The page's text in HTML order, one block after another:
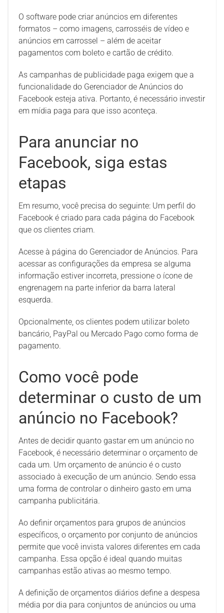
O software pode criar anúncios em diferentes
formatos – como imagens, carrosséis de vídeo e
anúncios em carrossel – além de aceitar
pagamentos com boleto e cartão de crédito.
As campanhas de publicidade paga exigem que a
funcionalidade do Gerenciador de Anúncios do
Facebook esteja ativa. Portanto, é necessário investir
em mídia paga para que isso aconteça.
Para anunciar no
Facebook, siga estas
etapas
Em resumo, você precisa do seguinte: Um perfil do
Facebook é criado para cada página do Facebook
que os clientes criam.
Acesse à página do Gerenciador de Anúncios. Para
acessar as configurações da empresa se alguma
informação estiver incorreta, pressione o ícone de
engrenagem na parte inferior da barra lateral
esquerda.
Opcionalmente, os clientes podem utilizar boleto
bancário, PayPal ou Mercado Pago como forma de
pagamento.
Como você pode
determinar o custo de um
anúncio no Facebook?
Antes de decidir quanto gastar em um anúncio no
Facebook, é necessário determinar o orçamento de
cada um. Um orçamento de anúncio é o custo
associado à execução de um anúncio. Sendo essa
uma forma de controlar o dinheiro gasto em uma
campanha publicitária.
Ao definir orçamentos para grupos de anúncios
específicos, o orçamento por conjunto de anúncios
permite que você invista valores diferentes em cada
campanha. Essa opção é ideal quando muitas
campanhas estão ativas ao mesmo tempo.
A definição de orçamentos diários define a despesa
média por dia para conjuntos de anúncios ou uma